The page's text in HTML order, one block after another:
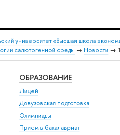
университет «Высшая школа
салютогенной среды → Новости →
ОБРАЗОВАНИЕ
Лицей
Довузовская подготовка
Олимпиады
Прием в бакалавриат